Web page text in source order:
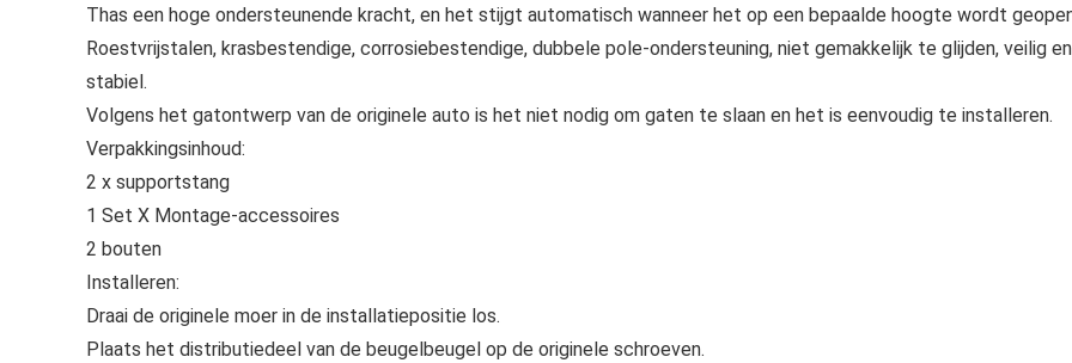
Thas een hoge ondersteunende kracht, en het stijgt automatisch wanneer het op een bepaalde hoogte wordt
Roestvrijstalen, krasbestendige, corrosiebestendige, dubbele pole-ondersteuning, niet gemakkelijk te glijden, veilig en
stabiel.
Volgens het gatontwerp van de originele auto is het niet nodig om gaten te slaan en het is eenvoudig te installeren.
Verpakkingsinhoud:
2 x supportstang
1 Set X Montage-accessoires
2 bouten
Installeren:
Draai de originele moer in de installatiepositie los.
Plaats het distributiedeel van de beugelbeugel op de originele schroeven.